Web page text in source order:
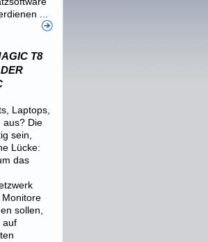
...
T8
Laptops,
aus? Die
sein,
Lücke:
das
sollen,
auf